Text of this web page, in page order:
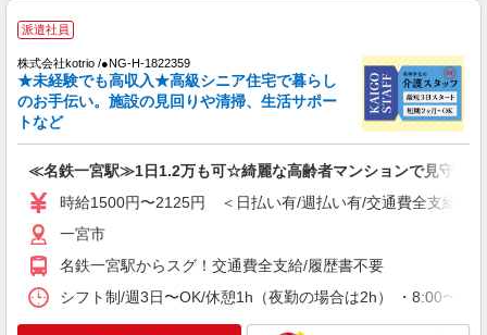
株式会社kotrio /●NG-H-2093121
名鉄一宮★未経験OKの人間関係に悩まない職
場へ★サ高住スタッフ
時給1500円〜2125円 ＜日払い有/週払い有/交
キープ 詳細を見る
派遣社員
株式会社kotrio /●NG-H-2029857
日収1.2万円〜可★「とにかく収入重視!」が叶
う高時給の有料住宅
派遣社員
株式会社kotrio /●NG-H-1822359
★未経験でも高収入★高級シニア住宅で暮らし
のお手伝い。施設の見回りや清掃、生活サポー
トなど
≪名鉄一宮駅≫1日1.2万も可☆綺麗な高齢者マンションで見守りな
時給1500円〜2125円 ＜日払い有/週払い有/交通費全支給(ガ
一宮市
名鉄一宮駅からスグ！交通費全支給/履歴書不要
シフト制/週3日〜OK/休憩1h（夜勤の場合は2h） ・8:00〜